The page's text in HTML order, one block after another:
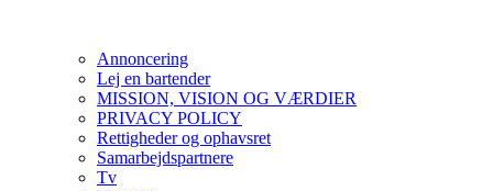
Annoncering
Lej en bartender
MISSION, VISION OG VÆRDIER
PRIVACY POLICY
Rettigheder og ophavsret
Samarbejdspartnere
Tv